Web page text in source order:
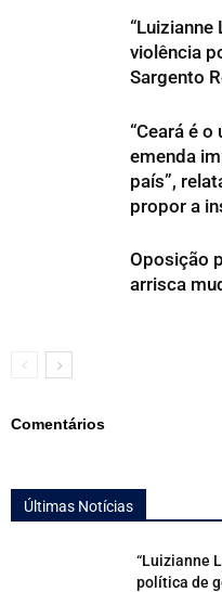
violência
Sargento
“Ceará é
emenda
país”,
propor a
Oposição
arrisca
Comentários
Últimas Notícias
“Luizianne
política de